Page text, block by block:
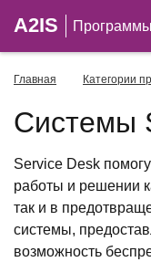
A2IS Программы
Главная Категории
Системы
Service Desk
работы и решении
так и в
системы,
возможность